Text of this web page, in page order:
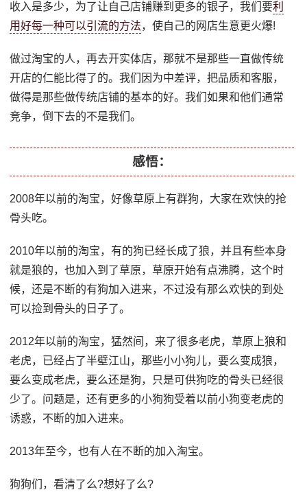
收入是多少，为了让自己店铺赚到更多的银子，我们要利
用好每一种可以引流的方法，使自己的网店生意更火爆!
做过淘宝的人，再去开实体店，那就不是那些一直做传统
开店的仁能比得了的。我们因为中差评，把品质和客服，
做得是那些做传统店铺的基本的好。我们如果和他们通常
竞争，倒下去的不是我们。
感悟：
2008年以前的淘宝，好像草原上有群狗，大家在欢快的抢
骨头吃。
2010年以前的淘宝，有的狗已经长成了狼，并且有些本身
就是狼的，也加入到了草原，草原开始有点沸腾，这个时
候，还是不断的有狗加入进来，不过没有那么欢快的到处
可以捡到骨头的日子了。
2012年以前的淘宝，猛然间，来了很多老虎，草原上狼和
老虎，已经占了半壁江山，那些小小狗儿，要么变成狼，
要么变成老虎，要么还是狗，只是可供狗吃的骨头已经很
少了。问题是，还有更多的小狗狗受着以前小狗变老虎的
诱惑，不断的加入进来。
2013年至今，也有人在不断的加入淘宝。
狗狗们，看清了么?想好了么?